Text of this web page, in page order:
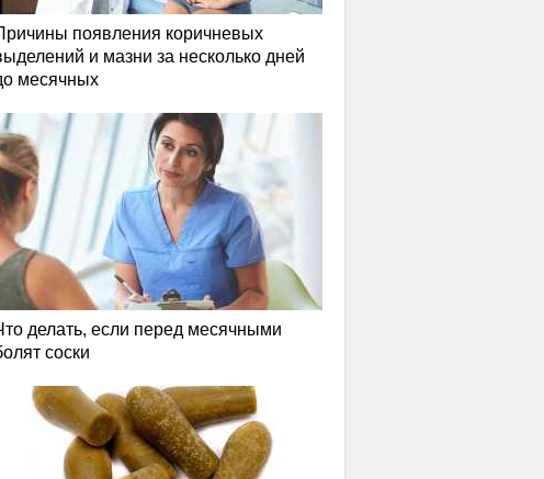
появления коричневых
и мазни за несколько дней
месячных
делать, если перед месячными
соски